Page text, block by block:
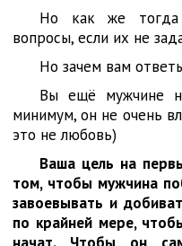
Но как же тогда
вопросы, если их не
Но зачем вам
Вы ещё мужчине
минимум, он не очень
это не любовь)
Ваша цель на
том, чтобы мужчина
завоевывать и
по крайней мере,
начат. Чтобы он